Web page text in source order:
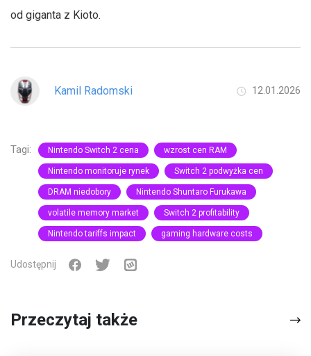
od giganta z Kioto.
Kamil Radomski 12.01.2026
Tagi: Nintendo Switch 2 cena wzrost cen RAM
Nintendo monitoruje rynek Switch 2 podwyżka cen
DRAM niedobory Nintendo Shuntaro Furukawa
volatile memory market Switch 2 profitability
Nintendo tariffs impact gaming hardware costs
Udostępnij
Przeczytaj także